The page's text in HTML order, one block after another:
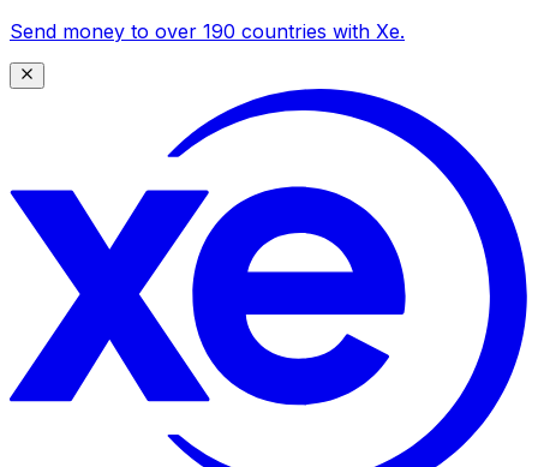
Send money to over 190 countries with Xe.